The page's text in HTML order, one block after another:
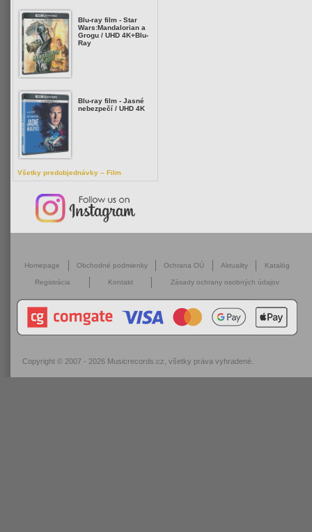
Blu-ray film - Star
Wars:Mandalorian a
Grogu / UHD 4K+Blu-
Ray
Blu-ray film - Jasné
nebezpečí / UHD 4K
Všetky predobjednávky – Film
Homepage Obchodné podmienky Ochrana OÚ Aktuality Katalóg
Registrácia Kontakt Zásady ochrany osobných údajov
Copyright © 2007 - 2026 Musicrecords.cz , všetky práva vyhradené.